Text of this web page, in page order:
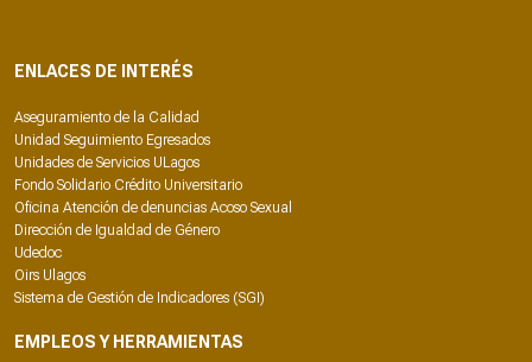
ENLACES DE INTERÉS
Aseguramiento de la Calidad
Unidad Seguimiento Egresados
Unidades de Servicios ULagos
Fondo Solidario Crédito Universitario
Oficina Atención de denuncias Acoso Sexual
Dirección de Igualdad de Género
Udedoc
Oirs Ulagos
Sistema de Gestión de Indicadores (SGI)
EMPLEOS Y HERRAMIENTAS